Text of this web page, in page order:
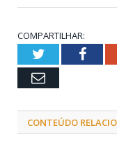
COMPARTILHAR:
Twitter
Email
CONTEÚDO